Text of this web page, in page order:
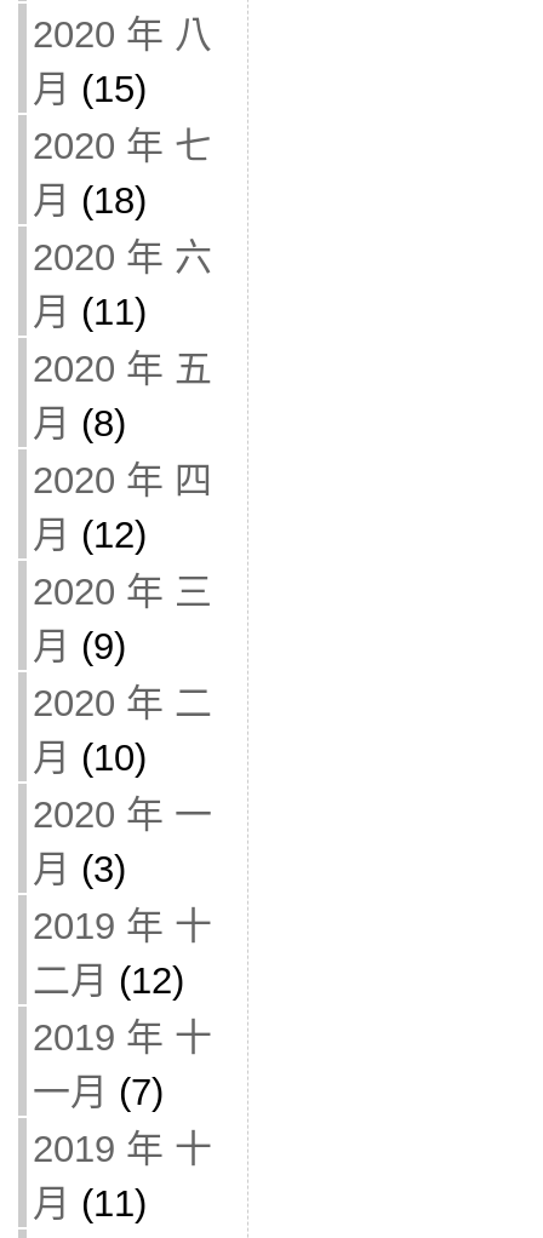
2020 年 八
月 (15)
2020 年 七
月 (18)
2020 年 六
月 (11)
2020 年 五
月 (8)
2020 年 四
月 (12)
2020 年 三
月 (9)
2020 年 二
月 (10)
2020 年 一
月 (3)
2019 年 十
二月 (12)
2019 年 十
一月 (7)
2019 年 十
月 (11)